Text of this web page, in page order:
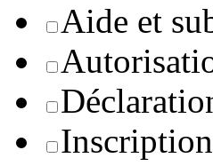
Aide et
Inscription